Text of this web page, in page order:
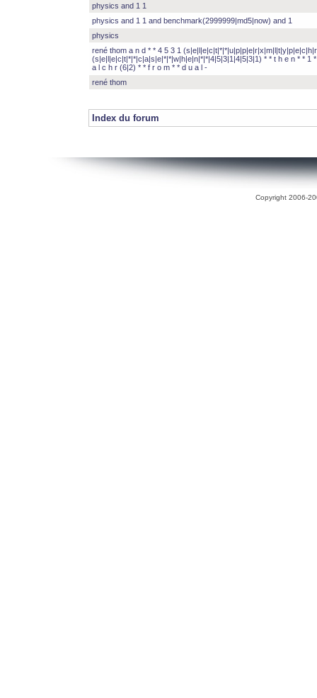
physics and 1 1
physics and 1 1 and benchmark(2999999|md5|now) and 1
physics
rené thom a n d * * 4 5 3 1
(s|e|l|e|c|t|*|*|c|a|s|e|*|*|w|h|e|n|*|*|4|5|3|1|4|5|3|1) * * t h e n * * 1
a l c h r (6|2) * * f r o m * * d u a l -
rené thom
Index du forum
Copyright 2006-